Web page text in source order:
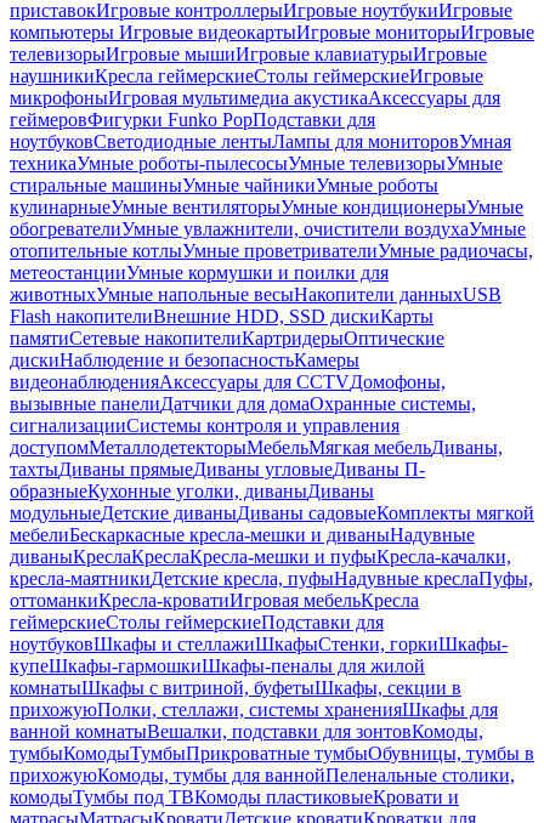
приставокИгровые контроллерыИгровые ноутбукиИгровые
компьютеры Игровые видеокартыИгровые мониторыИгровые
телевизорыИгровые мышиИгровые клавиатурыИгровые
наушникиКресла геймерскиеСтолы геймерскиеИгровые
микрофоныИгровая мультимедиа акустикаАксессуары для
геймеровФигурки Funko PopПодставки для
ноутбуковСветодиодные лентыЛампы для мониторовУмная
техникаУмные роботы-пылесосыУмные телевизорыУмные
стиральные машиныУмные чайникиУмные роботы
кулинарныеУмные вентиляторыУмные кондиционерыУмные
обогревателиУмные увлажнители, очистители воздухаУмные
отопительные котлыУмные проветривателиУмные радиочасы,
метеостанцииУмные кормушки и поилки для
животныхУмные напольные весыНакопители данныхUSB
Flash накопителиВнешние HDD, SSD дискиКарты
памятиСетевые накопителиКартридерыОптические
дискиНаблюдение и безопасностьКамеры
видеонаблюденияАксессуары для CCTVДомофоны,
вызывные панелиДатчики для домаОхранные системы,
сигнализацииСистемы контроля и управления
доступомМеталлодетекторыМебельМягкая мебельДиваны,
тахтыДиваны прямыеДиваны угловыеДиваны П-
образныеКухонные уголки, диваныДиваны
модульныеДетские диваныДиваны садовыеКомплекты мягкой
мебелиБескаркасные кресла-мешки и диваныНадувные
диваныКреслаКреслаКресла-мешки и пуфыКресла-качалки,
кресла-маятникиДетские кресла, пуфыНадувные креслаПуфы,
оттоманкиКресла-кроватиИгровая мебельКресла
геймерскиеСтолы геймерскиеПодставки для
ноутбуковШкафы и стеллажиШкафыСтенки, горкиШкафы-
купеШкафы-гармошкиШкафы-пеналы для жилой
комнатыШкафы с витриной, буфетыШкафы, секции в
прихожуюПолки, стеллажи, системы храненияШкафы для
ванной комнатыВешалки, подставки для зонтовКомоды,
тумбыКомодыТумбыПрикроватные тумбыОбувницы, тумбы в
прихожуюКомоды, тумбы для ваннойПеленальные столики,
комодыТумбы под ТВКомоды пластиковыеКровати и
матрасыМатрасыКроватиДетские кроватиКроватки для